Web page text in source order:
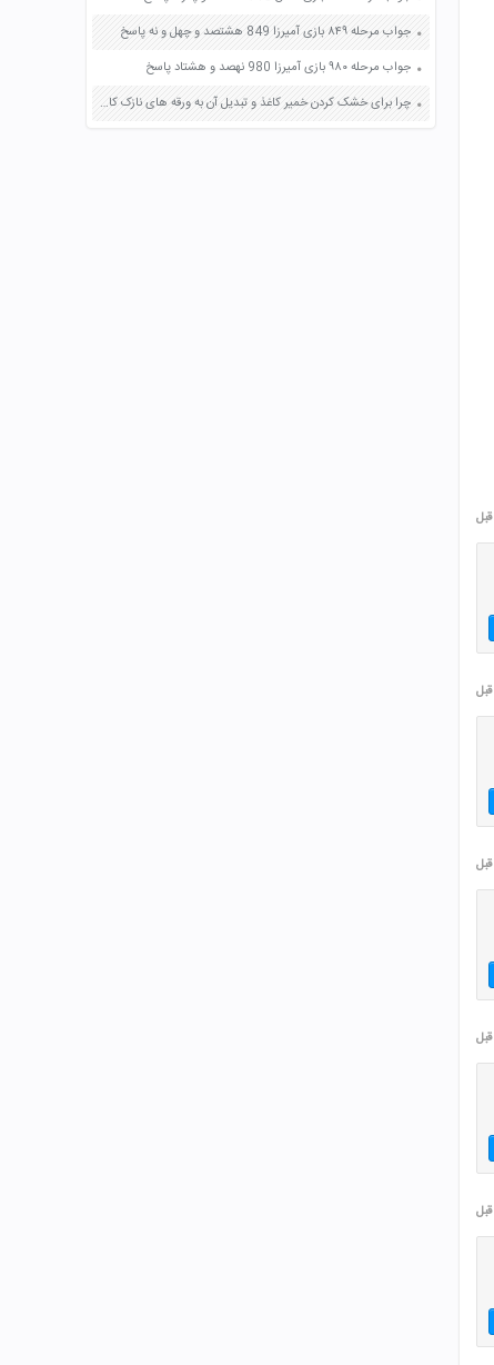
جواب مرحله ۸۴۹ بازی آمیرزا 849 هشتصد و چهل و نه پاسخ
جواب مرحله ۹۸۰ بازی آمیرزا 980 نهصد و هشتاد پاسخ
چرا برای خشک کردن خمیر کاغذ و تبدیل آن به ورقه های نازک کاغذ از غلتک های بزرگ آهنی استفاده می کنند دو دلیل بیاورید صفحه 25 علوم ششم